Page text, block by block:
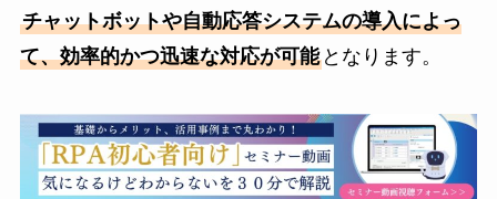
チャットボットや自動応答システムの導入によっ
て、効率的かつ迅速な対応が可能となります。